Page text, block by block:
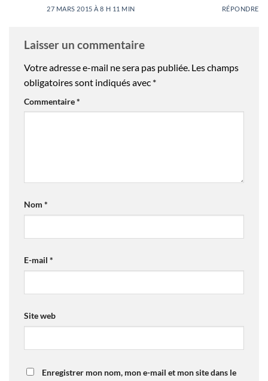
27 MARS 2015 À 8 H 11 MIN RÉPONDRE
Laisser un commentaire
Votre adresse e-mail ne sera pas publiée. Les champs
obligatoires sont indiqués avec *
Commentaire*
Nom *
E-mail *
Site web
Enregistrer mon nom, mon e-mail et mon site dans le